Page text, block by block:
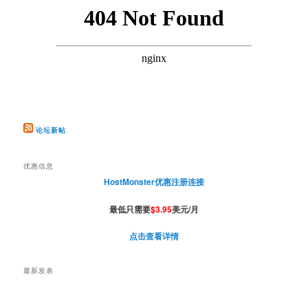
论坛新帖
优惠信息
HostMonster优惠注册连接
最低只需要$3.95美元/月
点击查看详情
最新发表